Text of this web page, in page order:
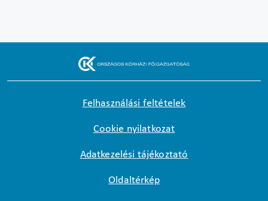
Felhasználási feltételek
Cookie nyilatkozat
Adatkezelési tájékoztató
Oldaltérkép